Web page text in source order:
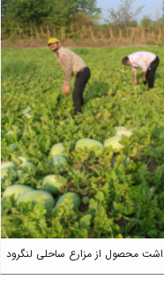
محصول از مزارع ساحلی لنگرود